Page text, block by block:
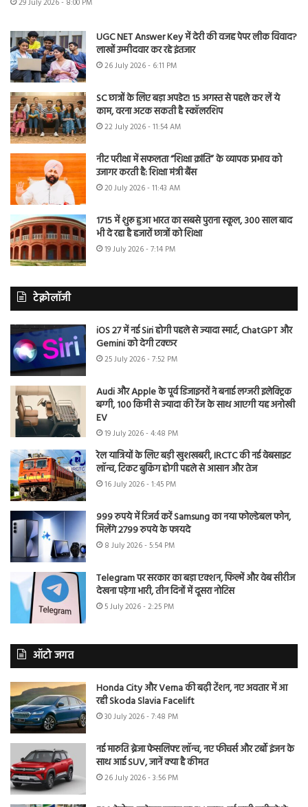
29 July 2026 - 8:00 PM
UGC NET Answer Key में देरी की वजह पेपर लीक विवाद?
लाखों उम्मीदवार कर रहे इंतजार
26 July 2026 - 6:11 PM
SC छात्रों के लिए बड़ा अपडेट! 15 अगस्त से पहले कर लें ये
काम, वरना अटक सकती है स्कॉलरशिप
22 July 2026 - 11:54 AM
नीट परीक्षा में सफलता “शिक्षा क्रांति” के व्यापक प्रभाव को
उजागर करती है: शिक्षा मंत्री बैंस
20 July 2026 - 11:43 AM
1715 में शुरू हुआ भारत का सबसे पुराना स्कूल, 300 साल बाद
भी दे रहा है हजारों छात्रों को शिक्षा
19 July 2026 - 7:14 PM
टेक्नोलॉजी
iOS 27 में नई Siri होगी पहले से ज्यादा स्मार्ट, ChatGPT और
Gemini को देगी टक्कर
25 July 2026 - 7:52 PM
Audi और Apple के पूर्व डिजाइनरों ने बनाई लग्जरी इलेक्ट्रिक
बग्गी, 100 किमी से ज्यादा की रेंज के साथ आएगी यह अनोखी
EV
19 July 2026 - 4:48 PM
रेल यात्रियों के लिए बड़ी खुशखबरी, IRCTC की नई वेबसाइट
लॉन्च, टिकट बुकिंग होगी पहले से आसान और तेज
16 July 2026 - 1:45 PM
999 रुपये में रिजर्व करें Samsung का नया फोल्डेबल फोन,
मिलेंगे 2799 रुपये के फायदे
8 July 2026 - 5:54 PM
Telegram पर सरकार का बड़ा एक्शन, फिल्में और वेब सीरीज
देखना पड़ेगा भारी, तीन दिनों में दूसरा नोटिस
5 July 2026 - 2:25 PM
ऑटो जगत
Honda City और Verna की बढ़ी टेंशन, नए अवतार में आ
रही Skoda Slavia Facelift
30 July 2026 - 7:48 PM
नई मारुति ब्रेजा फेसलिफ्ट लॉन्च, नए फीचर्स और टर्बो इंजन के
साथ आई SUV, जानें क्या है कीमत
26 July 2026 - 3:56 PM